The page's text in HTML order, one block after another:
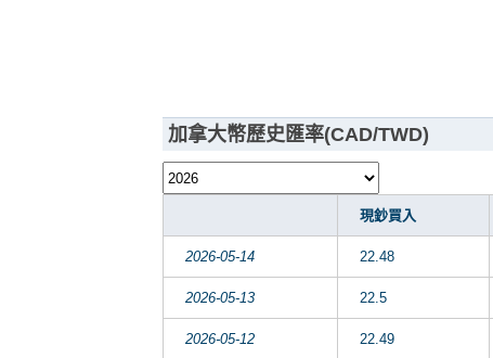
加拿大幣歷史匯率(CAD/TWD)
現鈔買入
2026-05-14 22.48
2026-05-13 22.5
2026-05-12 22.49